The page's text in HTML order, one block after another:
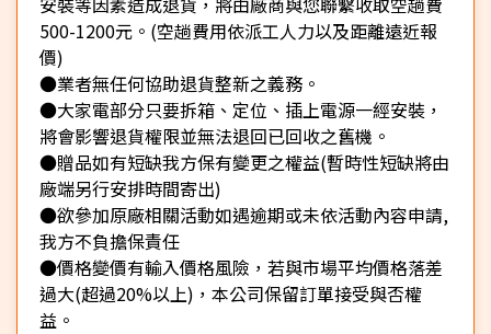
500-1200元。(空趟費用依派工人力以及距離遠近報
價)
●業者無任何協助退貨整新之義務。
●大家電部分只要拆箱、定位、插上電源一經安裝，
將會影響退貨權限並無法退回已回收之舊機。
●贈品如有短缺我方保有變更之權益(暫時性短缺將由
廠端另行安排時間寄出)
●欲參加原廠相關活動如遇逾期或未依活動內容申請,
我方不負擔保責任
●價格變價有輸入價格風險，若與市場平均價格落差
過大(超過20%以上)，本公司保留訂單接受與否權
益。